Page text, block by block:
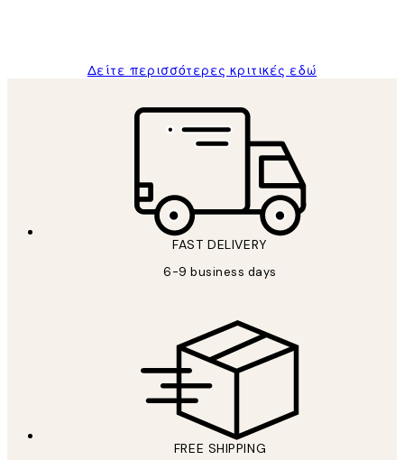
Δείτε περισσότερες κριτικές εδώ
FAST DELIVERY
6-9 business days
FREE SHIPPING